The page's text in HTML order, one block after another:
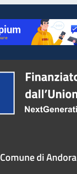
Comune di Andora